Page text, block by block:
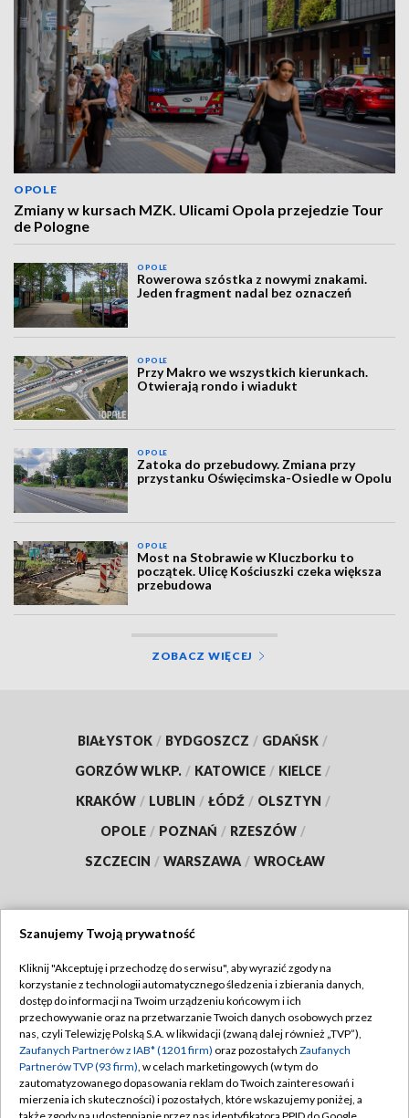
OPOLE
Zmiany w kursach MZK. Ulicami Opola przejedzie Tour
de Pologne
OPOLE
Rowerowa szóstka z nowymi znakami.
Jeden fragment nadal bez oznaczeń
OPOLE
Przy Makro we wszystkich kierunkach.
Otwierają rondo i wiadukt
OPOLE
Zatoka do przebudowy. Zmiana przy
przystanku Oświęcimska-Osiedle w Opolu
OPOLE
Most na Stobrawie w Kluczborku to
początek. Ulicę Kościuszki czeka większa
przebudowa
ZOBACZ WIĘCEJ
BIAŁYSTOK / BYDGOSZCZ / GDAŃSK /
GORZÓW WLKP. / KATOWICE / KIELCE /
KRAKÓW / LUBLIN / ŁÓDŹ / OLSZTYN /
OPOLE / POZNAŃ / RZESZÓW /
SZCZECIN / WARSZAWA / WROCŁAW
TVP
Abonament TVP
Emisja w TVP
Centrum informacji TVP
Naziemna Telewizja Cyfrowa
Regulamin TVP
Polityka prywatności
Moje zgody
Pomoc
Szanujemy Twoją prywatność
Kliknij "Akceptuję i przechodzę do serwisu", aby wyrazić zgody na
korzystanie z technologii automatycznego śledzenia i zbierania danych,
dostęp do informacji na Twoim urządzeniu końcowym i ich
przechowywanie oraz na przetwarzanie Twoich danych osobowych przez
nas, czyli Telewizję Polską S.A. w likwidacji (zwaną dalej również „TVP”),
Zaufanych Partnerów z IAB* (1201 firm) oraz pozostałych Zaufanych
Partnerów TVP (93 firm), w celach marketingowych (w tym do
zautomatyzowanego dopasowania reklam do Twoich zainteresowań i
mierzenia ich skuteczności) i pozostałych, które wskazujemy poniżej, a